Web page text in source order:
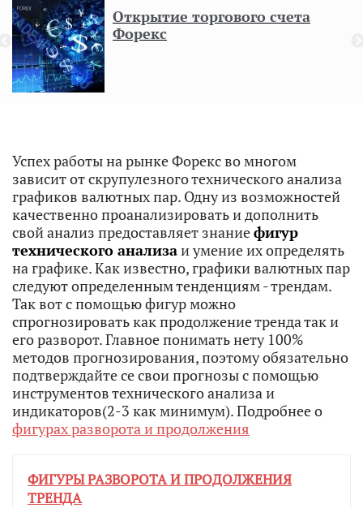
Открытие торгового счета
Форекс
Успех работы на рынке Форекс во многом
зависит от скрупулезного технического анализа
графиков валютных пар. Одну из возможностей
качественно проанализировать и дополнить
свой анализ предоставляет знаниефигур
технического анализаи умение их определять
на графике. Как известно, графики валютных пар
следуют определенным тенденциям - трендам.
Так вот с помощью фигур можно
спрогнозировать как продолжение тренда так и
его разворот. Главное понимать нету 100%
методов прогнозирования, поэтому обязательно
подтверждайте се свои прогнозы с помощью
инструментов технического анализа и
индикаторов(2-3 как минимум). Подробнее о
фигурах разворота и продолжения
ФИГУРЫ РАЗВОРОТА И ПРОДОЛЖЕНИЯ
ТРЕНДА